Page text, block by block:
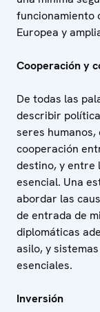
funcionamiento
Europea y
Cooperación y
De todas las
describir
seres humanos,
cooperación
destino, y entre
esencial. Una
abordar las
de entrada de
diplomáticas
asilo, y
esenciales.
Inversión